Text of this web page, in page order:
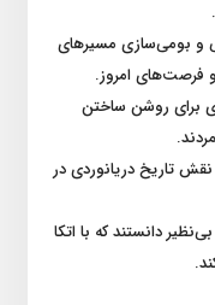
و بومی‌سازی مسیرهای
فرصت‌های امروز.
برای روشن ساختن
نقش تاریخ دریانوردی در
دانستند که با اتکا